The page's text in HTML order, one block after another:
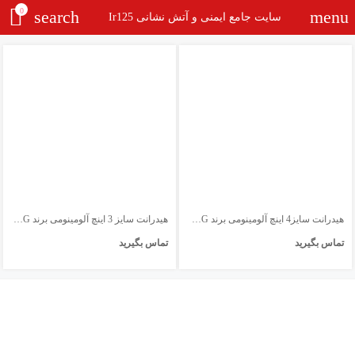
menu سایت جامع ایمنی و آتش نشانی Ir125 search
0
هیدرانت سایز4 اینچ آلومینومی برند AWG
تماس بگیرید
هیدرانت سایز 3 اینچ آلومینومی برند AWG
تماس بگیرید